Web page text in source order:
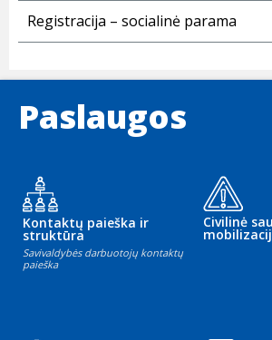
Registracija – socialinė parama
Paslaugos
Kontaktų paieška ir
struktūra
Savivaldybės darbuotojų kontaktų
paieška
Civilinė